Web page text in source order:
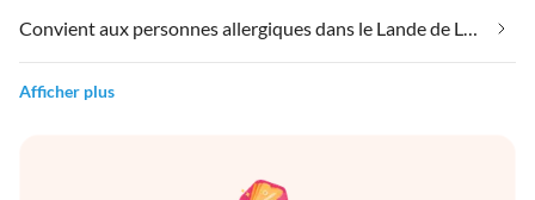
Convient aux personnes allergiques dans le Lande de Lunebourg
Afficher plus